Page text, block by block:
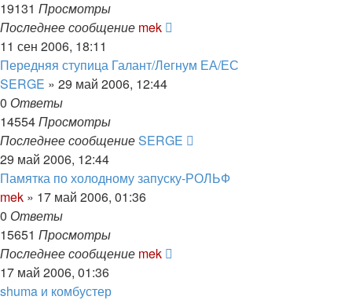
19131 Просмотры
Последнее сообщение mek
11 сен 2006, 18:11
Передняя ступица Галант/Легнум ЕА/ЕС
SERGE » 29 май 2006, 12:44
0 Ответы
14554Просмотры
Последнее сообщениеSERGE
29 май 2006, 12:44
Памятка по холодному запуску-РОЛЬФ
mek » 17 май 2006, 01:36
0 Ответы
15651 Просмотры
Последнее сообщение mek
17 май 2006, 01:36
shuma и комбустер